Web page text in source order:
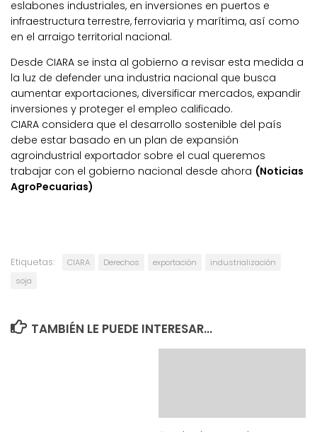
eslabones industriales, en inversiones en puertos e
infraestructura terrestre, ferroviaria y marítima, así como
en el arraigo territorial nacional.
Desde CIARA se insta al gobierno a revisar esta medida a
la luz de defender una industria nacional que busca
aumentar exportaciones, diversificar mercados, expandir
inversiones y proteger el empleo calificado.
CIARA considera que el desarrollo sostenible del país
debe estar basado en un plan de expansión
agroindustrial exportador sobre el cual queremos
trabajar con el gobierno nacional desde ahora (Noticias
AgroPecuarias)
Etiquetas: CIARA Derechos exportación
industrialización
soja
TAMBIÉN LE PUEDE INTERESAR...